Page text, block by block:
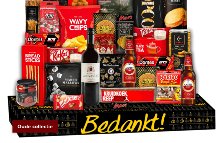
€50 tot €55
€55 tot €75
€75 tot €100
€100 en hoger
Alle kerstpakketten 2026
Thema
Oude collectie